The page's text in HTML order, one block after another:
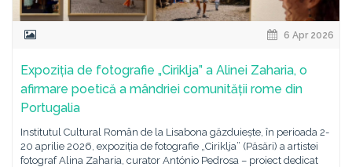
6 Apr 2026
Expoziția de fotografie „Ciriklja” a Alinei Zaharia, o
afirmare poetică a mândriei comunității rome din
Portugalia
Institutul Cultural Român de la Lisabona găzduiește, în perioada 2-
20 aprilie 2026, expoziția de fotografie „Ciriklja” (Păsări) a artistei
fotograf Alina Zaharia, curator António Pedrosa – proiect dedicat